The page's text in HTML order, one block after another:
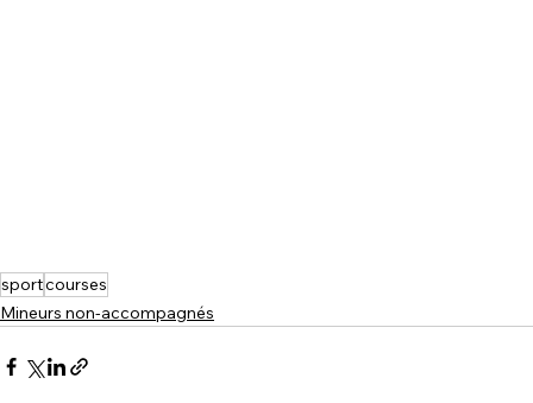
sportcourses
Mineurs non-accompagnés